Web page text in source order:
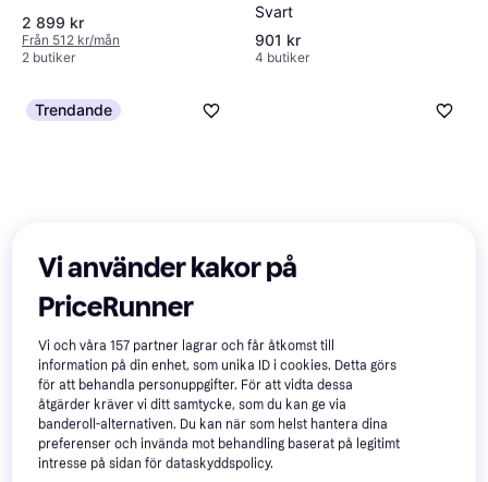
2 899 kr
Från 512 kr/mån
2 butiker
Svart
901 kr
4 butiker
Trendande
Equipage Back Protector
879 kr
3 butiker
853 kr
4 butiker
Vi använder kakor på
PriceRunner
Vi och våra157 partner lagrar och får åtkomst till
information på din enhet, som unika ID i cookies. Detta görs
för att behandla personuppgifter. För att vidta dessa
åtgärder kräver vi ditt samtycke, som du kan ge via
banderoll-alternativen. Du kan när som helst hantera dina
preferenser och invända mot behandling baserat på legitimt
intresse på sidan för dataskyddspolicy.